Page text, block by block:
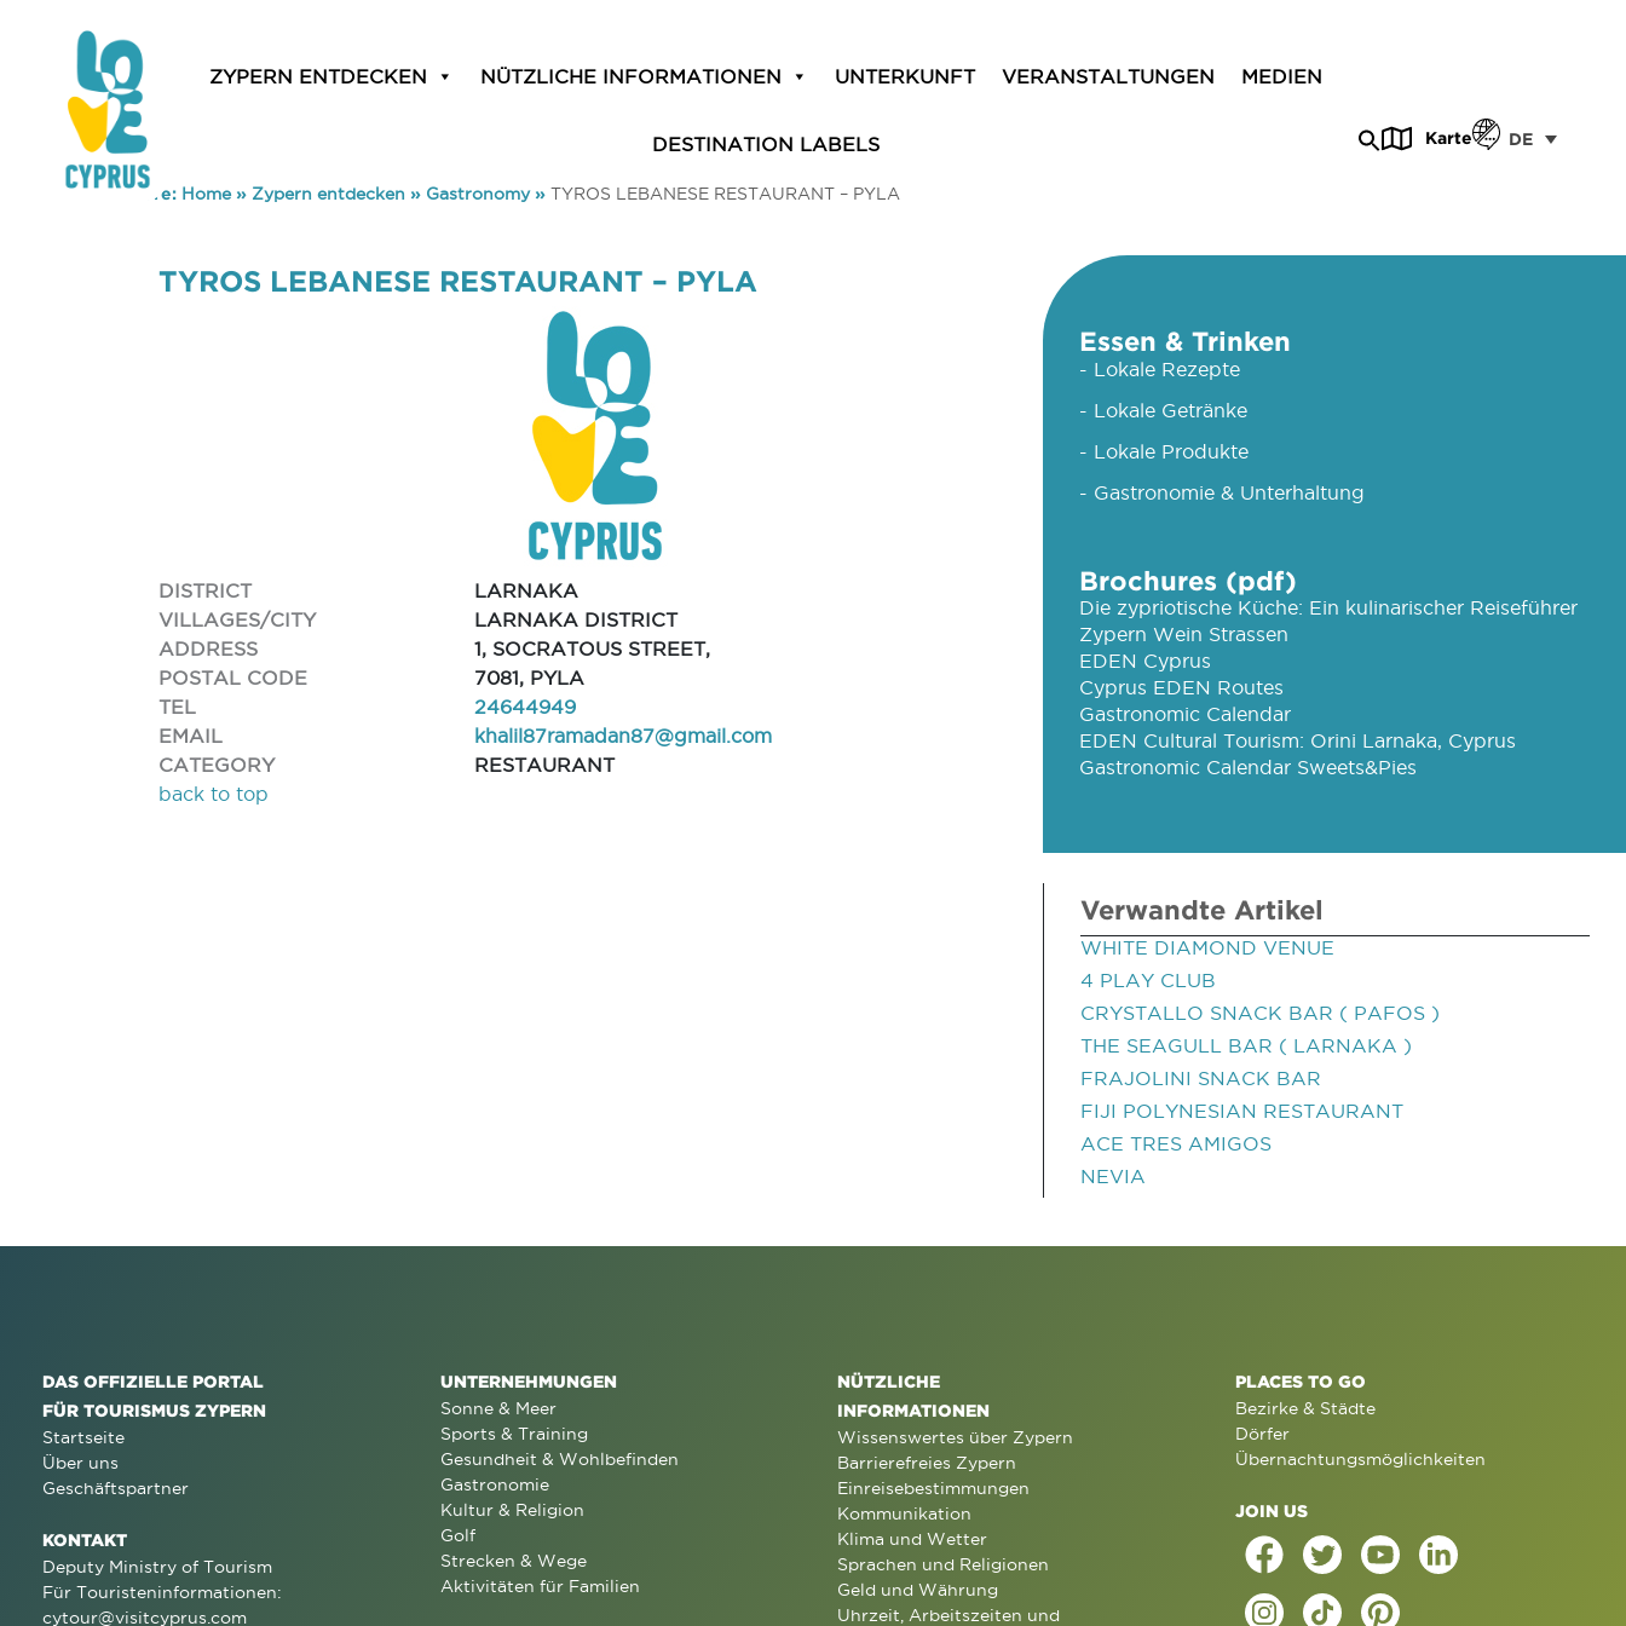
ZYPERN ENTDECKEN NÜTZLICHE INFORMATIONEN UNTERKUNFT VERANSTALTUNGEN MEDIEN
DESTINATION LABELS Karte DE
You are here: Home» Zypern entdecken » Gastronomy» TYROS LEBANESE RESTAURANT – PYLA
TYROS LEBANESE RESTAURANT – PYLA
DISTRICT
LARNAKA
VILLAGES/CITY
LARNAKA DISTRICT
ADDRESS
1, SOCRATOUS STREET,
POSTAL CODE
7081, PYLA
TEL
24644949
EMAIL
khalil87ramadan87@gmail.com
CATEGORY
RESTAURANT
back to top
Essen & Trinken
- Lokale Rezepte
- Lokale Getränke
- Lokale Produkte
- Gastronomie & Unterhaltung
Brochures (pdf)
Die zypriotische Küche: Ein kulinarischer Reiseführer
Zypern Wein Strassen
EDEN Cyprus
Cyprus EDEN Routes
Gastronomic Calendar
EDEN Cultural Tourism: Orini Larnaka, Cyprus
Gastronomic Calendar Sweets&Pies
Verwandte Artikel
WHITE DIAMOND VENUE
4 PLAY CLUB
CRYSTALLO SNACK BAR ( PAFOS )
THE SEAGULL BAR ( LARNAKA )
FRAJOLINI SNACK BAR
FIJI POLYNESIAN RESTAURANT
ACE TRES AMIGOS
NEVIA
DAS OFFIZIELLE PORTAL
FÜR TOURISMUS ZYPERN
Startseite
Über uns
Geschäftspartner
KONTAKT
Deputy Ministry of Tourism
Für Touristeninformationen:
cytour@visitcyprus.com
UNTERNEHMUNGEN
Sonne & Meer
Sports & Training
Gesundheit & Wohlbefinden
Gastronomie
Kultur & Religion
Golf
Strecken & Wege
Aktivitäten für Familien
NÜTZLICHE
INFORMATIONEN
Wissenswertes über Zypern
Barrierefreies Zypern
Einreisebestimmungen
Kommunikation
Klima und Wetter
Sprachen und Religionen
Geld und Währung
Uhrzeit, Arbeitszeiten und
PLACES TO GO
Bezirke & Städte
Dörfer
Übernachtungsmöglichkeiten
JOIN US